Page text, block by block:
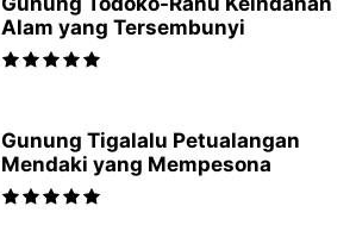
Alam yang Tersembunyi
Gunung Tigalalu Petualangan
Mendaki yang Mempesona